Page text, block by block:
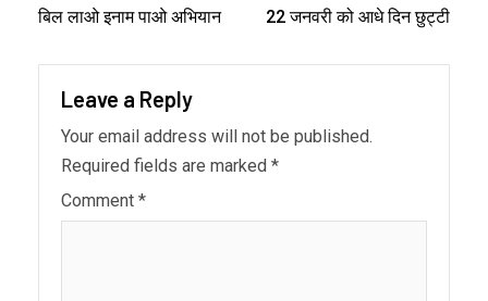
बिल लाओ इनाम पाओ अभियान
22 जनवरी को आधे दिन छुट्टी
Leave a Reply
Your email address will not be published.
Required fields are marked *
Comment *